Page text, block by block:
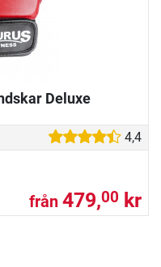
Deluxe
4,4
från 479,00 kr